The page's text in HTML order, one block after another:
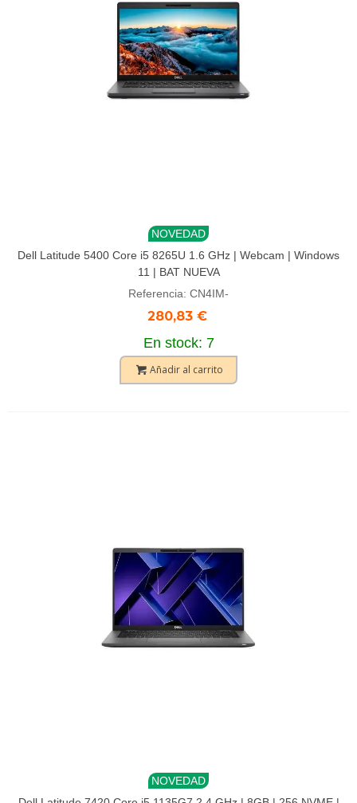
NOVEDAD
Dell Latitude 5400 Core i5 8265U 1.6 GHz | Webcam | Windows
11 | BAT NUEVA
Referencia: CN4IM-
280,83 €
En stock: 7
Añadir al carrito
NOVEDAD